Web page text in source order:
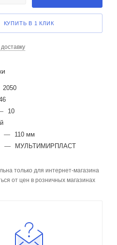
КУПИТЬ В 1 КЛИК
2050
10
—
110 мм
— МУЛЬТИМИРПЛАСТ
только для интернет-магазина
от цен в розничных магазинах